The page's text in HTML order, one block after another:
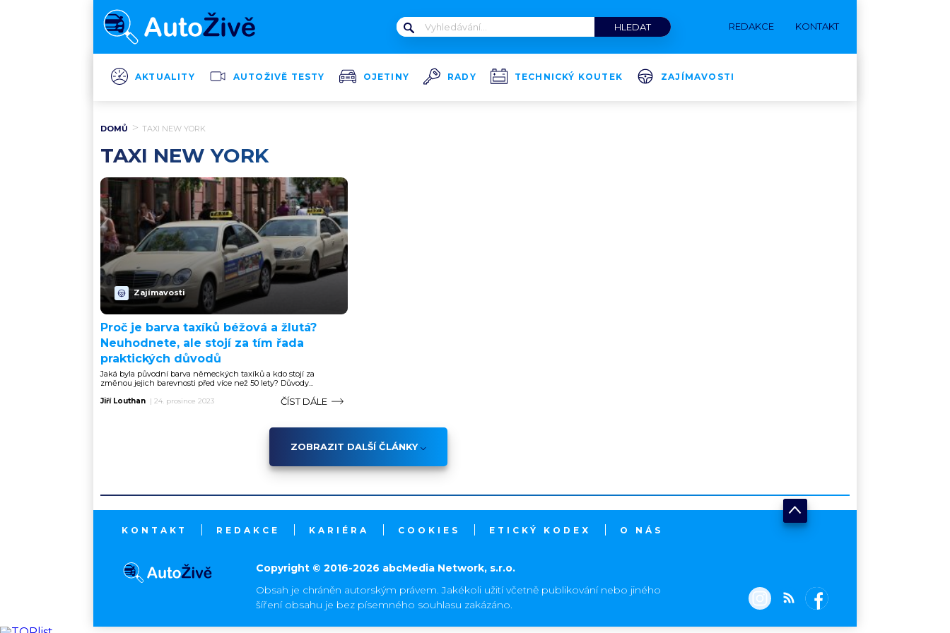
REDAKCE KONTAKT
AKTUALITY AUTOŽIVĚ TESTY OJETINY RADY TECHNICKÝ KOUTEK ZAJÍMAVOSTI
DOMŮ TAXI NEW YORK
TAXI NEW YORK
Zajímavosti
Proč je barva taxíků béžová a žlutá?
Neuhodnete, ale stojí za tím řada
praktických důvodů
Jaká byla původní barva německých taxíků a kdo stojí za
změnou jejich barevnosti před více než 50 lety? Důvody...
Jiří Louthan | 24. prosince 2023 ČÍST DÁLE
ZOBRAZIT DALŠÍ ČLÁNKY
KONTAKT REDAKCE KARIÉRA COOKIES ETICKÝ KODEX O NÁS
Copyright © 2016-2026 abcMedia Network, s.r.o.
Obsah je chráněn autorským právem. Jakékoli užití včetně publikování nebo jiného
šíření obsahu je bez písemného souhlasu zakázáno.